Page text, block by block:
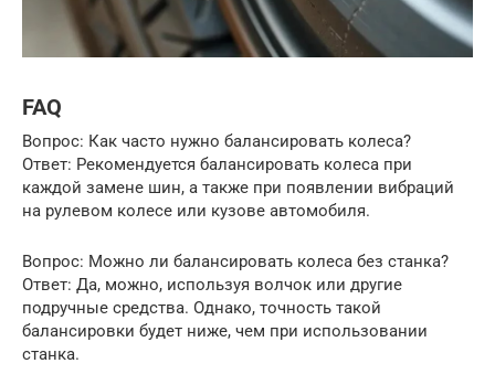
FAQ
Вопрос: Как часто нужно балансировать колеса?
Ответ: Рекомендуется балансировать колеса при
каждой замене шин, а также при появлении вибраций
на рулевом колесе или кузове автомобиля.
Вопрос: Можно ли балансировать колеса без станка?
Ответ: Да, можно, используя волчок или другие
подручные средства. Однако, точность такой
балансировки будет ниже, чем при использовании
станка.